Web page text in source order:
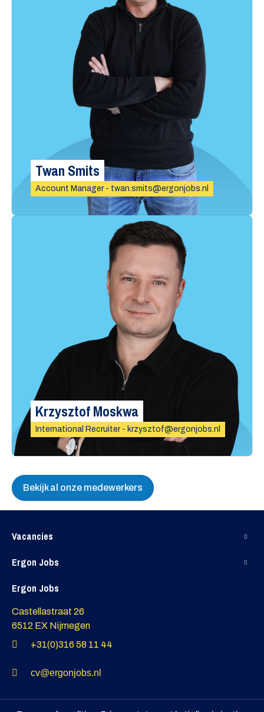
Twan Smits
Account Manager - twan.smits@ergonjobs.nl
Krzysztof Moskwa
International Recruiter - krzysztof@ergonjobs.nl
Bekijk al onze medewerkers
Vacancies
Ergon Jobs
Ergon Jobs
Castellastraat 26
6512 EX Nijmegen
+31(0)316 58 11 44
cv@ergonjobs.nl